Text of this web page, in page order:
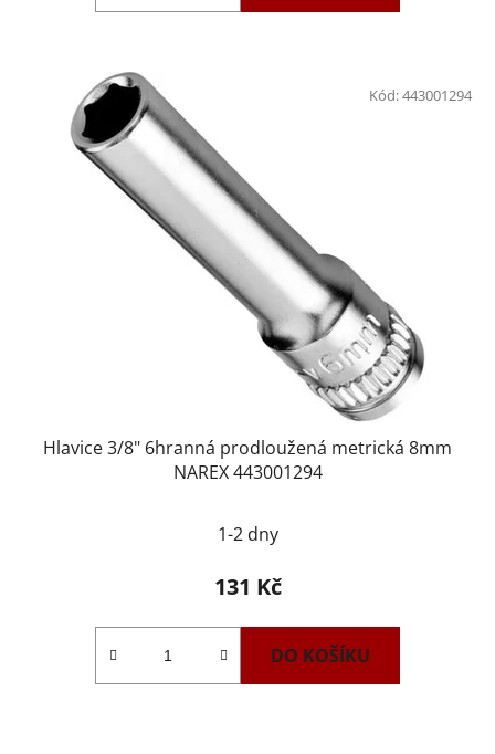
Hlavice 3/8" 6hranná prodloužená metrická 8mm
NAREX 443001294
1-2 dny
131 Kč
DO KOŠÍKU
Kód:443001294